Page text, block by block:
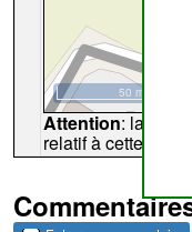
50 m
Attention: la
relatif à cette archive